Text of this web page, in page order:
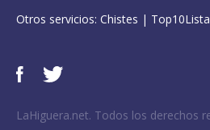
Otros servicios: Chistes |
LaHiguera.net. Todos los derechos